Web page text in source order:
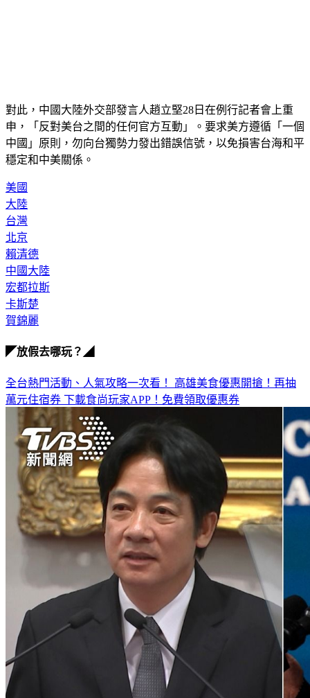
對此，中國大陸外交部發言人趙立堅28日在例行記者會上重
申，「反對美台之間的任何官方互動」。要求美方遵循「一個
中國」原則，勿向台獨勢力發出錯誤信號，以免損害台海和平
穩定和中美關係。
美國
大陸
台灣
北京
賴清德
中國大陸
宏都拉斯
卡斯楚
賀錦麗
◤放假去哪玩？◢
全台熱門活動、人氣攻略一次看！ 高雄美食優惠開搶！再抽
萬元住宿券 下載食尚玩家APP！免費領取優惠券